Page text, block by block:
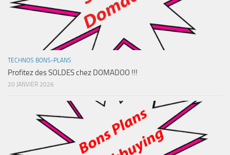
TECHNOS BONS-PLANS
Profitez des SOLDES chez DOMADOO !!!
20 JANVIER 2026